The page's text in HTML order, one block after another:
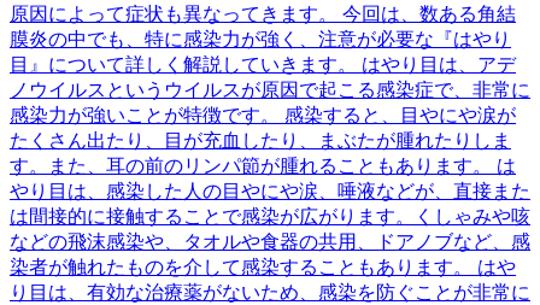
原因によって症状も異なってきます。 今回は、数ある角結
膜炎の中でも、特に感染力が強く、注意が必要な『はやり
目』について詳しく解説していきます。 はやり目は、アデ
ノウイルスというウイルスが原因で起こる感染症で、非常に
感染力が強いことが特徴です。 感染すると、目やにや涙が
たくさん出たり、目が充血したり、まぶたが腫れたりしま
す。また、耳の前のリンパ節が腫れることもあります。 は
やり目は、感染した人の目やにや涙、唾液などが、直接また
は間接的に接触することで感染が広がります。くしゃみや咳
などの飛沫感染や、タオルや食器の共用、ドアノブなど、感
染者が触れたものを介して感染することもあります。 はや
り目は、有効な治療薬がないため、感染を防ぐことが非常に